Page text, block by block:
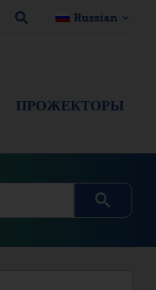
Russian
ПРОЖЕКТОРЫ